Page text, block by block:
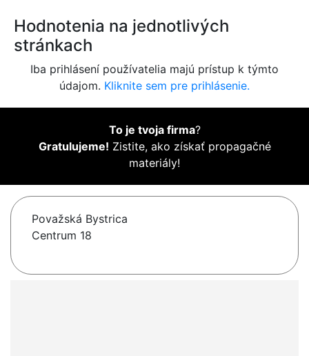
Hodnotenia na jednotlivých
stránkach
Iba prihlásení používatelia majú prístup k týmto
údajom. Kliknite sem pre prihlásenie.
To je tvoja firma?
Gratulujeme! Zistite, ako získať propagačné
materiály!
Považská Bystrica
Centrum 18